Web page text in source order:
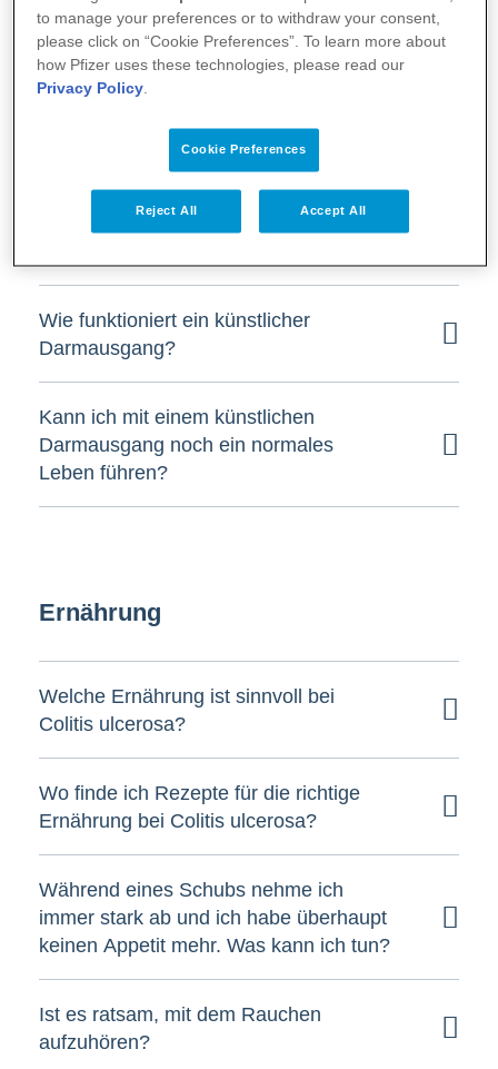
Künstlicher Darmausgang
Wer kann mir bei der Versorgung
meines künstlichen Darmausgangs
Muss ich einen künstlichen
Wie funktioniert ein künstlicher
Darmausgang?
Kann ich mit einem künstlichen
Darmausgang noch ein normales
Leben führen?
Ernährung
Welche Ernährung ist sinnvoll bei
Colitis ulcerosa?
Wo finde ich Rezepte für die richtige
Ernährung bei Colitis ulcerosa?
Während eines Schubs nehme ich
immer stark ab und ich habe überhaupt
keinen Appetit mehr. Was kann ich tun?
Ist es ratsam, mit dem Rauchen
aufzuhören?
to manage your preferences or to withdraw your consent,
please click on “Cookie Preferences”. To learn more about
how Pfizer uses these technologies, please read our
Privacy Policy.
Cookie Preferences
Reject All Accept All